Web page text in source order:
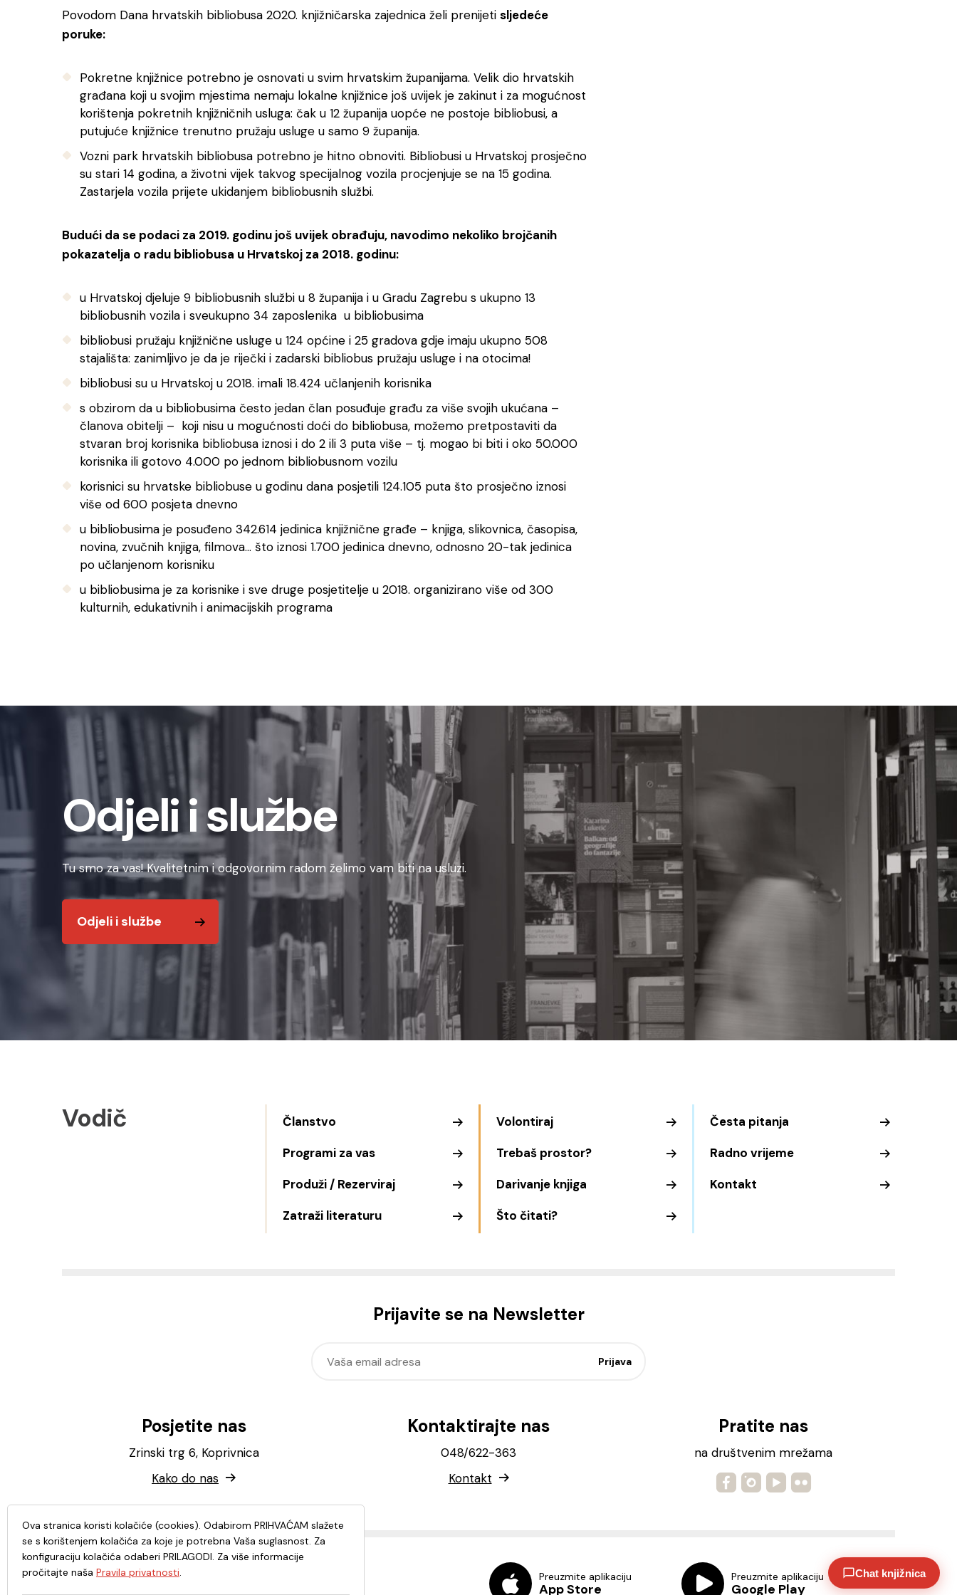
Povodom Dana hrvatskih bibliobusa 2020. knjižničarska zajednica želi prenijeti sljedeće
poruke:
Pokretne knjižnice potrebno je osnovati u svim hrvatskim županijama. Velik dio hrvatskih
građana koji u svojim mjestima nemaju lokalne knjižnice još uvijek je zakinut i za mogućnost
korištenja pokretnih knjižničnih usluga: čak u 12 županija uopće ne postoje bibliobusi, a
putujuće knjižnice trenutno pružaju usluge u samo 9 županija.
Vozni park hrvatskih bibliobusa potrebno je hitno obnoviti. Bibliobusi u Hrvatskoj prosječno
su stari 14 godina, a životni vijek takvog specijalnog vozila procjenjuje se na 15 godina.
Zastarjela vozila prijete ukidanjem bibliobusnih službi.
Budući da se podaci za 2019. godinu još uvijek obrađuju, navodimo nekoliko brojčanih
pokazatelja o radu bibliobusa u Hrvatskoj za 2018. godinu:
u Hrvatskoj djeluje 9 bibliobusnih službi u 8 županija i u Gradu Zagrebu s ukupno 13
bibliobusnih vozila i sveukupno 34 zaposlenika u bibliobusima
bibliobusi pružaju knjižnične usluge u 124 općine i 25 gradova gdje imaju ukupno 508
stajališta: zanimljivo je da je riječki i zadarski bibliobus pružaju usluge i na otocima!
bibliobusi su u Hrvatskoj u 2018. imali 18.424 učlanjenih korisnika
s obzirom da u bibliobusima često jedan član posuđuje građu za više svojih ukućana –
članova obitelji – koji nisu u mogućnosti doći do bibliobusa, možemo pretpostaviti da
stvaran broj korisnika bibliobusa iznosi i do 2 ili 3 puta više – tj. mogao bi biti i oko 50.000
korisnika ili gotovo 4.000 po jednom bibliobusnom vozilu
korisnici su hrvatske bibliobuse u godinu dana posjetili 124.105 puta što prosječno iznosi
više od 600 posjeta dnevno
u bibliobusima je posuđeno 342.614 jedinica knjižnične građe – knjiga, slikovnica, časopisa,
novina, zvučnih knjiga, filmova… što iznosi 1.700 jedinica dnevno, odnosno 20-tak jedinica
po učlanjenom korisniku
u bibliobusima je za korisnike i sve druge posjetitelje u 2018. organizirano više od 300
kulturnih, edukativnih i animacijskih programa
Odjeli i službe
Tu smo za vas! Kvalitetnim i odgovornim radom želimo vam biti na usluzi.
Odjeli i službe
Vodič
Članstvo
Programi za vas
Produži / Rezerviraj
Zatraži literaturu
Volontiraj
Trebaš prostor?
Darivanje knjiga
Što čitati?
Česta pitanja
Radno vrijeme
Kontakt
Prijavite se na Newsletter
Posjetite nas
Zrinski trg 6, Koprivnica
Kako do nas
Kontaktirajte nas
048/622-363
Kontakt
Pratite nas
na društvenim mrežama
Preuzmite aplikaciju
App Store
Preuzmite aplikaciju
Google Play
Chat knjižnica
Ova stranica koristi kolačiće (cookies). Odabirom PRIHVAĆAM slažete
se s korištenjem kolačića za koje je potrebna Vaša suglasnost. Za
konfiguraciju kolačića odaberi PRILAGODI. Za više informacije
pročitajte naša Pravila privatnosti.